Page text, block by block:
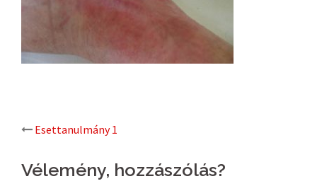
Post
navigation
Esettanulmány 1
Vélemény, hozzászólás?